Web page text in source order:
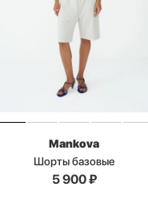
Mankova
Шорты базовые
5 900₽